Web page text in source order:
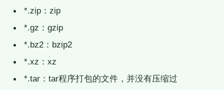
*.zip：zip
*.gz：gzip
*.bz2：bzip2
*.xz：xz
*.tar：tar程序打包的文件，并没有压缩过